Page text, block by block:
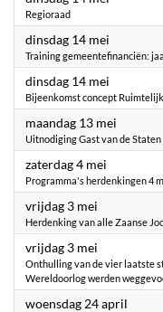
Regioraad
dinsdag 14 mei
Training gemeentefinanciën:
dinsdag 14 mei
Bijeenkomst concept
maandag 13 mei
Uitnodiging Gast van de Staten
zaterdag 4 mei
Programma's herdenkingen 4
vrijdag 3 mei
Herdenking van alle Zaanse
vrijdag 3 mei
Onthulling van de vier laatste
Wereldoorlog werden
woensdag 24 april